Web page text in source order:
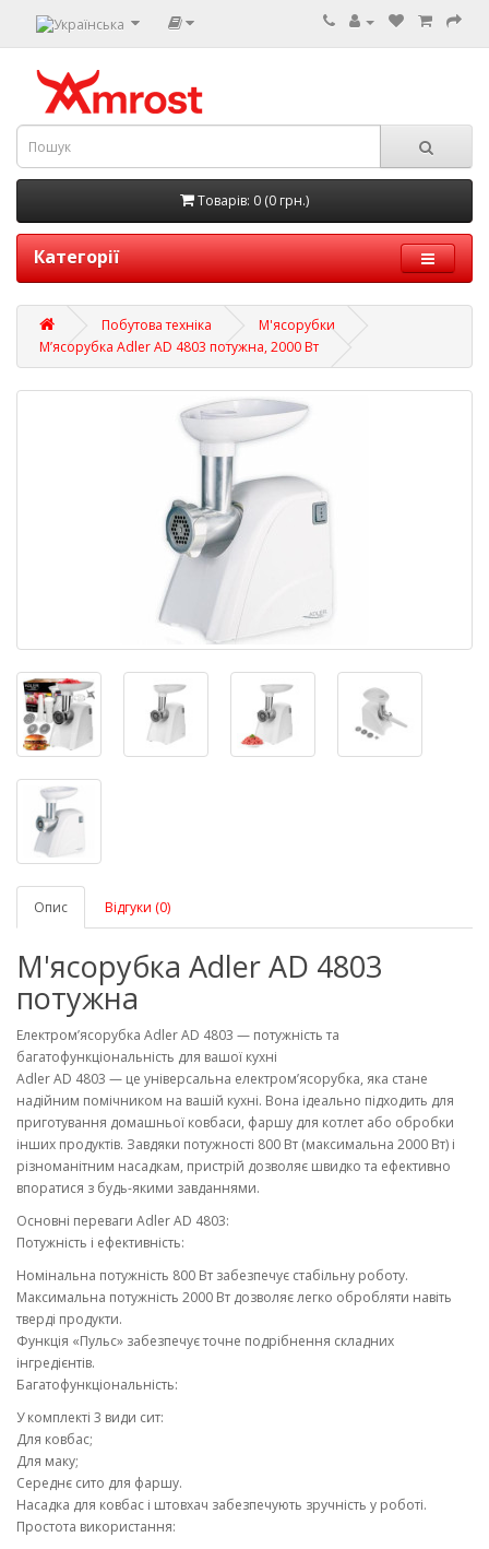
Товарів: 0 (0 грн.)
Категорії
Побутова техніка
М'ясорубки
М’ясорубка Adler AD 4803 потужна, 2000 Вт
Опис Відгуки (0)
М'ясорубка Adler AD 4803
потужна
Електром’ясорубка Adler AD 4803 — потужність та
багатофункціональність для вашої кухні
Adler AD 4803 — це універсальна електром’ясорубка, яка стане
надійним помічником на вашій кухні. Вона ідеально підходить для
приготування домашньої ковбаси, фаршу для котлет або обробки
інших продуктів. Завдяки потужності 800 Вт (максимальна 2000 Вт) і
різноманітним насадкам, пристрій дозволяє швидко та ефективно
впоратися з будь-якими завданнями.
Основні переваги Adler AD 4803:
Потужність і ефективність:
Номінальна потужність 800 Вт забезпечує стабільну роботу.
Максимальна потужність 2000 Вт дозволяє легко обробляти навіть
тверді продукти.
Функція «Пульс» забезпечує точне подрібнення складних
інгредієнтів.
Багатофункціональність:
У комплекті 3 види сит:
Для ковбас;
Для маку;
Середнє сито для фаршу.
Насадка для ковбас і штовхач забезпечують зручність у роботі.
Простота використання: